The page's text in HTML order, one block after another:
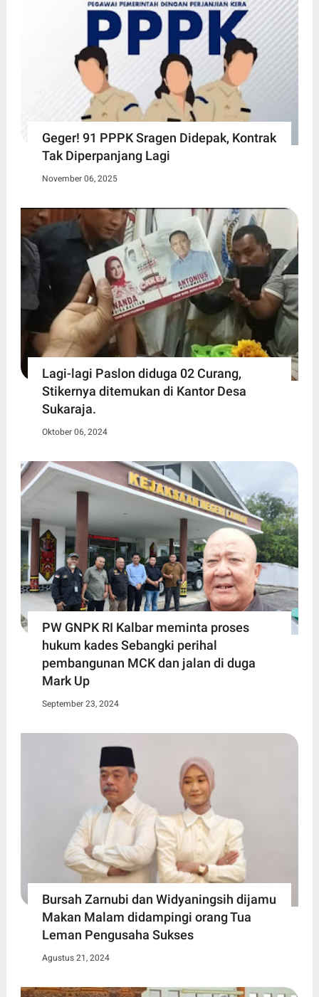
Geger! 91 PPPK Sragen Didepak, Kontrak
Tak Diperpanjang Lagi
November 06, 2025
Lagi-lagi Paslon diduga 02 Curang,
Stikernya ditemukan di Kantor Desa
Sukaraja.
Oktober 06, 2024
PW GNPK RI Kalbar meminta proses
hukum kades Sebangki perihal
pembangunan MCK dan jalan di duga
Mark Up
September 23, 2024
Bursah Zarnubi dan Widyaningsih dijamu
Makan Malam didampingi orang Tua
Leman Pengusaha Sukses
Agustus 21, 2024